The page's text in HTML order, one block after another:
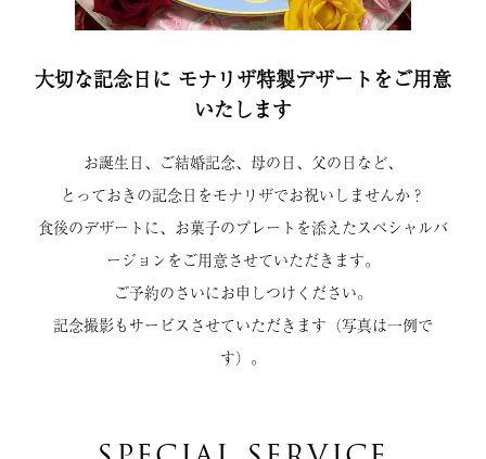
大切な記念日に モナリザ特製デザートをご用意
いたします
お誕生日、ご結婚記念、母の日、父の日など、
とっておきの記念日をモナリザでお祝いしませんか？
食後のデザートに、お菓子のプレートを添えたスペシャルバ
ージョンをご用意させていただきます。
ご予約のさいにお申しつけください。
記念撮影もサービスさせていただきます（写真は一例で
す）。